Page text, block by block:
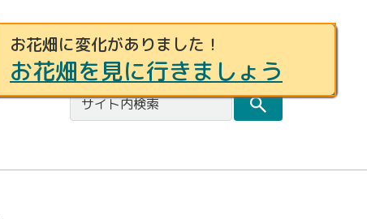
事例募集 お問合せ 都庁総合トップページ
お花畑に変化がありました！
お花畑を見に行きましょう